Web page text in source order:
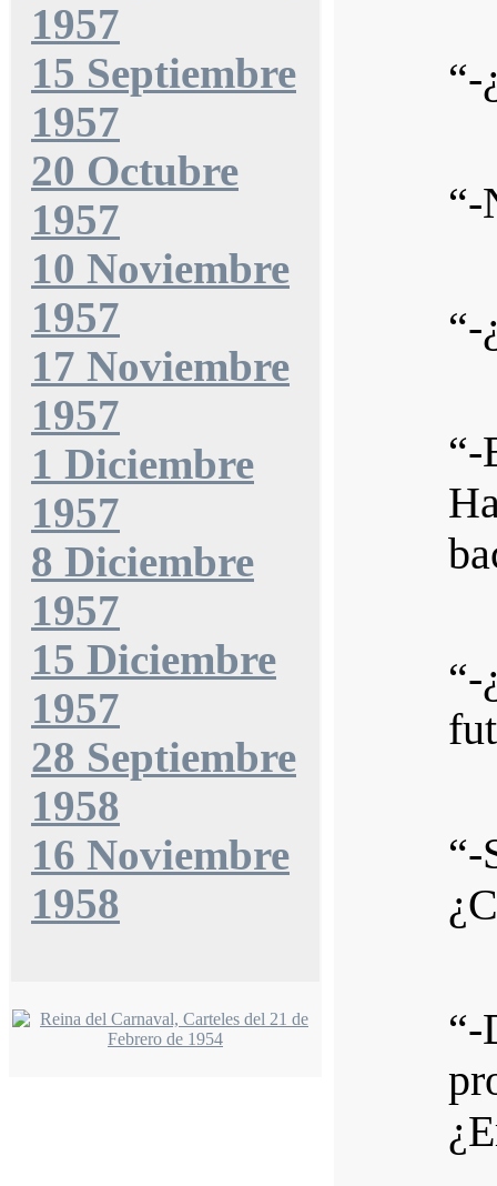
1957
15 Septiembre
1957
20 Octubre
1957
10 Noviembre
1957
17 Noviembre
1957
1 Diciembre
1957
8 Diciembre
1957
15 Diciembre
1957
28 Septiembre
1958
16 Noviembre
1958
“-
“-
“-
“-
“-